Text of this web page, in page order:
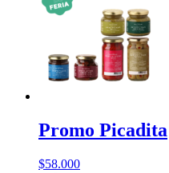
Promo Picadita
$58.000